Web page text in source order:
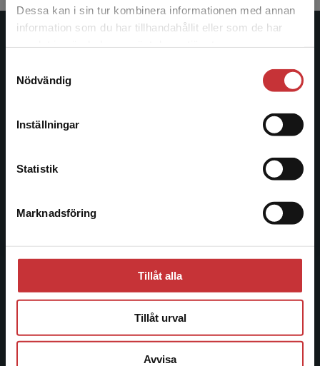
Dessa kan i sin tur kombinera informationen med annan
information som du har tillhandahållit eller som de har
Nödvändig
Inställningar
Statistik
Marknadsföring
Tillåt alla
Tillåt urval
Avvisa
Det verkar som att du besöker
studentlitteratur.se via en enhet utanför Sverige.
Vi erbjuder inte leveranser utanför Sverige. För
att kunna slutföra ett köp måste
Studentlitteratur
Studentlitteratur grundades 1963 och är idag Sveriges
ledande utbildningsförlag. Med läromedel, kurslitteratur,
informationstjänster i utbudet, finns Studentlitteratur med
Kontakta oss
Box 141
Besöksadress: